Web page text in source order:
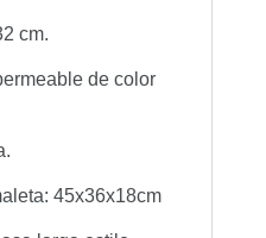
cm.
de color
45x36x18cm